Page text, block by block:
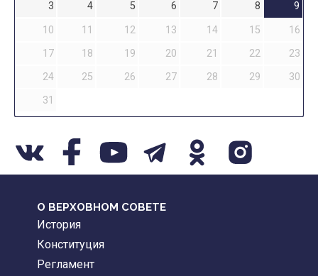
3
4 5 6 7 8
9
10
11 12 13 14 15
16
17
18 19 20 21 22
23
24
25 26 27 28 29
30
31
О ВЕРХОВНОМ СОВЕТЕ
История
Конституция
Регламент